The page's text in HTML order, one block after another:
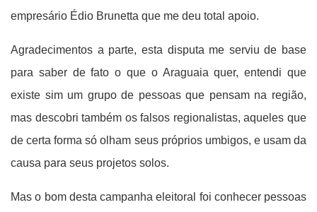
empresário Édio Brunetta que me deu total apoio.
Agradecimentos a parte, esta disputa me serviu de base
para saber de fato o que o Araguaia quer, entendi que
existe sim um grupo de pessoas que pensam na região,
mas descobri também os falsos regionalistas, aqueles que
de certa forma só olham seus próprios umbigos, e usam da
causa para seus projetos solos.
Mas o bom desta campanha eleitoral foi conhecer pessoas